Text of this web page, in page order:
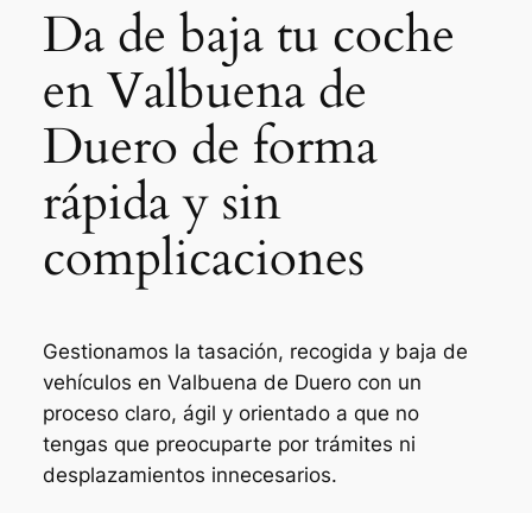
Da de baja tu coche
en Valbuena de
Duero de forma
rápida y sin
complicaciones
Gestionamos la tasación, recogida y baja de
vehículos en Valbuena de Duero con un
proceso claro, ágil y orientado a que no
tengas que preocuparte por trámites ni
desplazamientos innecesarios.